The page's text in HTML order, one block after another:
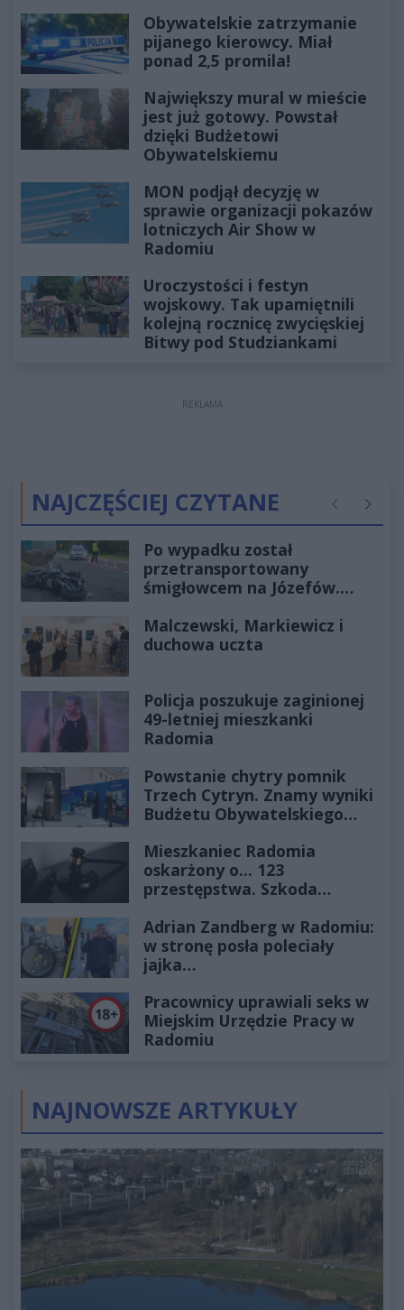
Obywatelskie zatrzymanie
pijanego kierowcy. Miał
ponad 2,5 promila!
Największy mural w mieście
jest już gotowy. Powstał
dzięki Budżetowi
Obywatelskiemu
MON podjął decyzję w
sprawie organizacji pokazów
lotniczych Air Show w
Radomiu
Uroczystości i festyn
wojskowy. Tak upamiętnili
kolejną rocznicę zwycięskiej
Bitwy pod Studziankami
REKLAMA
NAJCZĘŚCIEJ CZYTANE Poprzednie
Po wypadku został
przetransportowany
śmigłowcem na Józefów.
Malczewski, Markiewicz i
duchowa uczta
Policja poszukuje zaginionej
49-letniej mieszkanki
Radomia
Powstanie chytry pomnik
Trzech Cytryn. Znamy wyniki
Budżetu Obywatelskiego
Mieszkaniec Radomia
oskarżony o... 123
przestępstwa. Szkoda
złotych
Adrian Zandberg w Radomiu:
w stronę posła poleciały
jajka…
Pracownicy uprawiali seks w
Miejskim Urzędzie Pracy w
Radomiu
NAJNOWSZE ARTYKUŁY